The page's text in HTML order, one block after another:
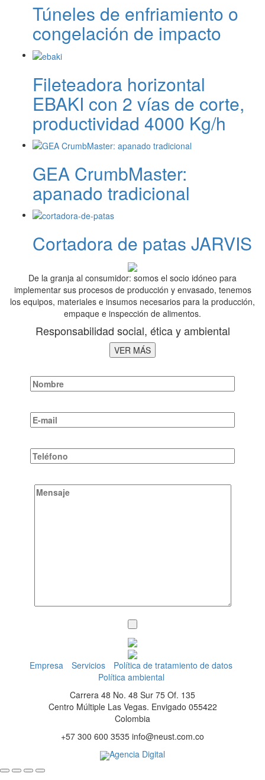
Túneles de enfriamiento o
congelación de impacto
Fileteadora horizontal
EBAKI con 2 vías de corte,
productividad 4000 Kg/h
GEA CrumbMaster:
apanado tradicional
Cortadora de patas JARVIS
De la granja al consumidor: somos el socio idóneo para
implementar sus procesos de producción y envasado, tenemos
los equipos, materiales e insumos necesarios para la producción,
empaque e inspección de alimentos.
Responsabilidad social, ética y ambiental
VER MÁS
Empresa Servicios
Política de tratamiento de datos
Política ambiental
Carrera 48 No. 48 Sur 75 Of. 135
Centro Múltiple Las Vegas. Envigado 055422
Colombia
+57 300 600 3535 info@neust.com.co
Agencia Digital